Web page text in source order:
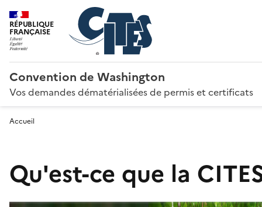
RÉPUBLIQUE
FRANÇAISE
Convention de Washington
Vos demandes dématérialisées de permis et certificats
Accueil
Qu'est-ce que la